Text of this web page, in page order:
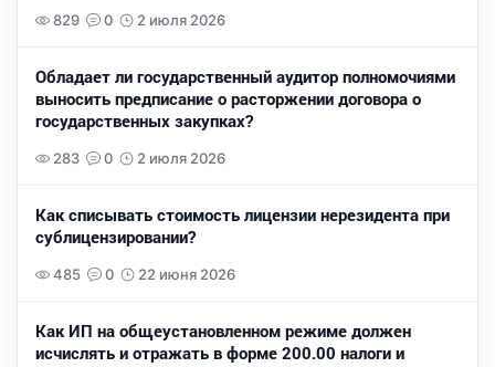
829 0 2 июля 2026
Обладает ли государственный аудитор полномочиями
выносить предписание о расторжении договора о
государственных закупках?
283 0 2 июля 2026
Как списывать стоимость лицензии нерезидента при
сублицензировании?
485 0 22 июня 2026
Как ИП на общеустановленном режиме должен
исчислять и отражать в форме 200.00 налоги и